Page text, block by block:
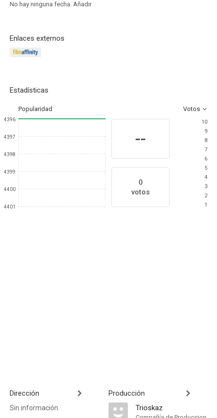
No hay ninguna fecha. Añadir
Enlaces externos
Estadísticas
Popularidad Votos
4396
4397
4398
4399
4400
4401
--
0
votos
10
9
8
7
6
5
4
3
2
1
Dirección
Sin información.
Producción
Trioskaz